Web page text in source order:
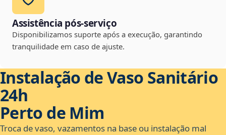
Assistência pós-serviço
Disponibilizamos suporte após a execução, garantindo
tranquilidade em caso de ajuste.
Instalação de Vaso Sanitário
24h
Perto de Mim
Troca de vaso, vazamentos na base ou instalação mal